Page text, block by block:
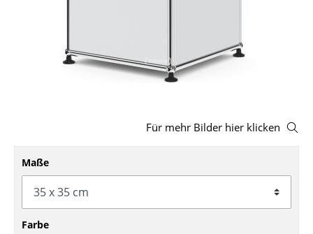
Bänke & Liegen
Schaukelstühle
Bürodrehstühle
Für mehr Bilder hier klicken
Maße
Farbe